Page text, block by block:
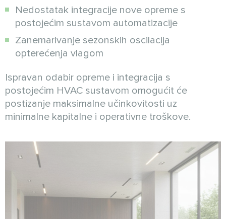
Nedostatak integracije nove opreme s
postojećim sustavom automatizacije
Zanemarivanje sezonskih oscilacija
opterećenja vlagom
Ispravan odabir opreme i integracija s
postojećim HVAC sustavom omogućit će
postizanje maksimalne učinkovitosti uz
minimalne kapitalne i operativne troškove.